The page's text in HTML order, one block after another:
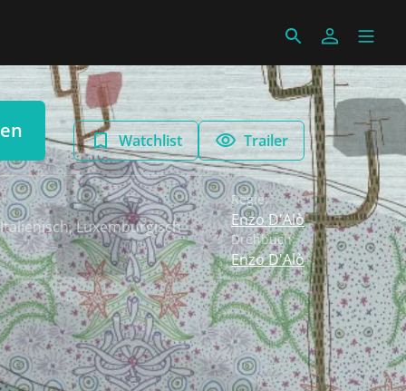
Watchlist Trailer
Italienisch,Luxemburgisch
Regie:
Enzo D'Alò
Drehbuch:
Enzo D'Alò